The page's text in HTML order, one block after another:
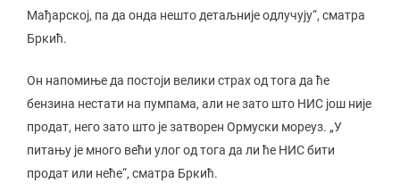
Мађарској, па да онда нешто детаљније одлучују“, сматра
Бркић.
Он напомиње да постоји велики страх од тога да ће
бензина нестати на пумпама, али не зато што НИС још није
продат, него зато што је затворен Ормуски мореуз. „У
питању је много већи улог од тога да ли ће НИС бити
продат или неће“, сматра Бркић.